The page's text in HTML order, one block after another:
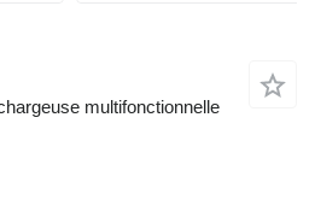
multifonctionnelle